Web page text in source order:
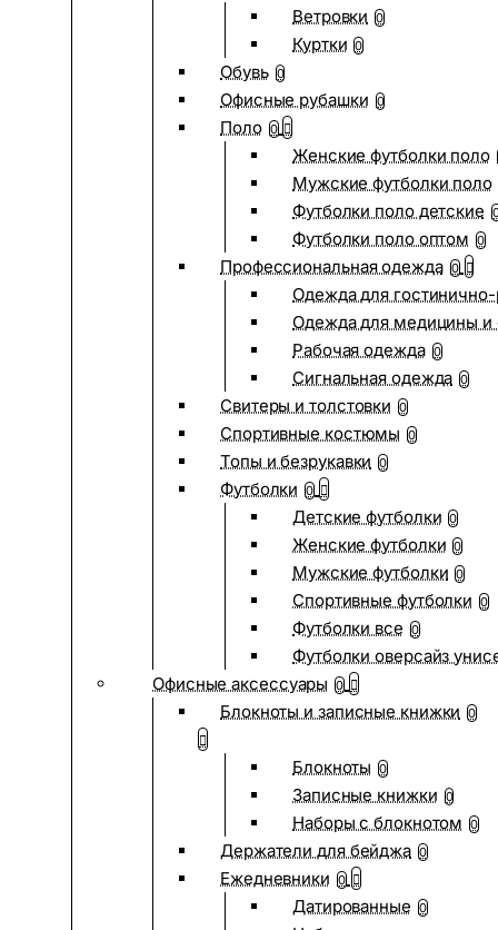
Ветровки 0
Куртки 0
Обувь 0
Офисные рубашки 0
Поло 0
Женские футболки поло
Мужские футболки поло
Футболки поло детские
Футболки поло оптом 0
Профессиональная одежда 0
Одежда для
Одежда для медицины и
Рабочая одежда 0
Сигнальная одежда 0
Свитеры и толстовки 0
Спортивные костюмы 0
Топы и безрукавки 0
Футболки 0
Детские футболки 0
Женские футболки 0
Мужские футболки 0
Спортивные футболки 0
Футболки все 0
Футболки оверсайз
Офисные аксессуары 0
Блокноты и записные книжки 0
Блокноты 0
Записные книжки 0
Наборы с блокнотом 0
Держатели для бейджа 0
Ежедневники 0
Датированные 0